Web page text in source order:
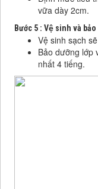
vữa dày 2cm.
Bước 5 : Vệ sinh và
Vệ sinh sạch
Bảo dưỡng lớp
nhất 4 tiếng.